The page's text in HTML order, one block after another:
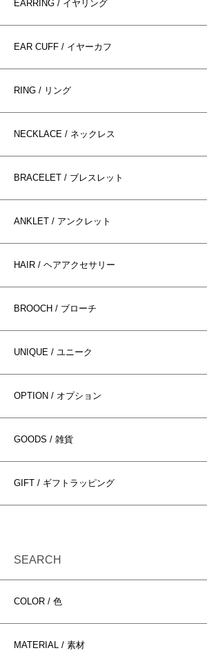
EARRING / イヤリング
EAR CUFF / イヤーカフ
RING / リング
NECKLACE / ネックレス
BRACELET / ブレスレット
ANKLET / アンクレット
HAIR / ヘアアクセサリー
BROOCH / ブローチ
UNIQUE / ユニーク
OPTION / オプション
GOODS / 雑貨
GIFT / ギフトラッピング
SEARCH
COLOR / 色
MATERIAL / 素材